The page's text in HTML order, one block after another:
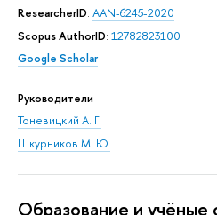
ResearcherID: AAN-6245-2020
Scopus AuthorID: 12782823100
Google Scholar
Руководители
Тоневицкий А. Г.
Шкурников М. Ю.
Oбразование и учёные